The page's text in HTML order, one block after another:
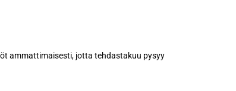
ammattimaisesti, jotta tehdastakuu pysyy